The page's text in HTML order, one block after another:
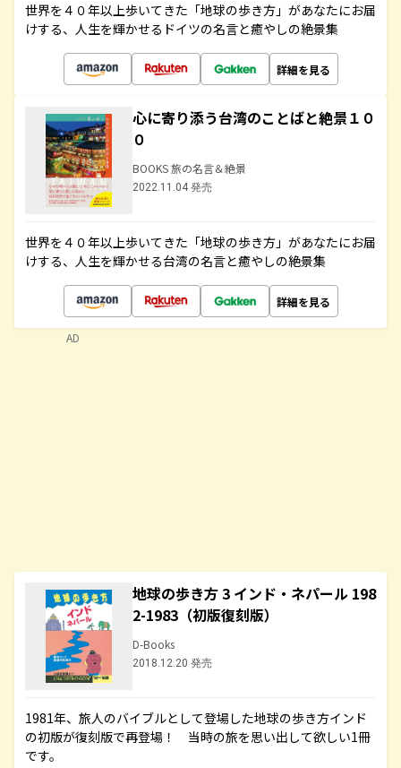
世界を４０年以上歩いてきた「地球の歩き方」があなたにお届
けする、人生を輝かせるドイツの名言と癒やしの絶景集
詳細を見る
心に寄り添う台湾のことばと絶景１０
０
BOOKS 旅の名言＆絶景
2022.11.04 発売
世界を４０年以上歩いてきた「地球の歩き方」があなたにお届
けする、人生を輝かせる台湾の名言と癒やしの絶景集
詳細を見る
地球の歩き方 3 インド・ネパール 198
2-1983（初版復刻版）
D-Books
2018.12.20 発売
1981年、旅人のバイブルとして登場した地球の歩き方インド
の初版が復刻版で再登場！ 当時の旅を思い出して欲しい1冊
です。
AD